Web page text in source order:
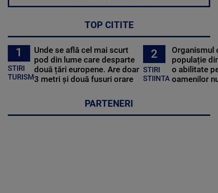
TOP CITITE
1
STIRI
TURISM
Unde se află cel mai scurt
pod din lume care desparte
două țări europene. Are doar
3 metri și două fusuri orare
2
STIRI
STIINTA
Organismul
populație
o abilitate
oamenilor
PARTENERI